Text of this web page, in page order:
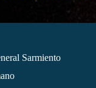
Sarmiento